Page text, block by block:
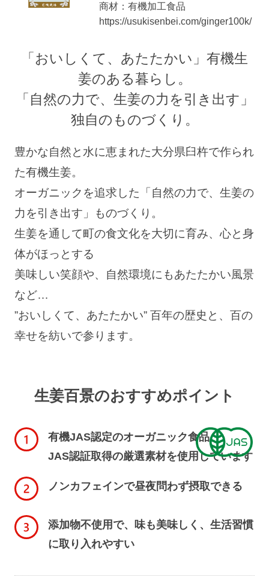
商材：有機加工食品
https://usukisenbei.com/ginger100k/
「おいしくて、あたたかい」有機生
姜のある暮らし。
「自然の力で、生姜の力を引き出す」
独自のものづくり。
豊かな自然と水に恵まれた大分県臼杵で作られ
た有機生姜。
オーガニックを追求した「自然の力で、生姜の
力を引き出す」ものづくり。
生姜を通して町の食文化を大切に育み、心と身
体がほっとする
美味しい笑顔や、自然環境にもあたたかい風景
など…
”おいしくて、あたたかい” 百年の歴史と、百の
幸せを紡いで参ります。
生姜百景のおすすめポイント
有機JAS認定のオーガニック食品
JAS認証取得の厳選素材を使用しています
ノンカフェインで昼夜問わず摂取できる
添加物不使用で、味も美味しく、生活習慣
に取り入れやすい